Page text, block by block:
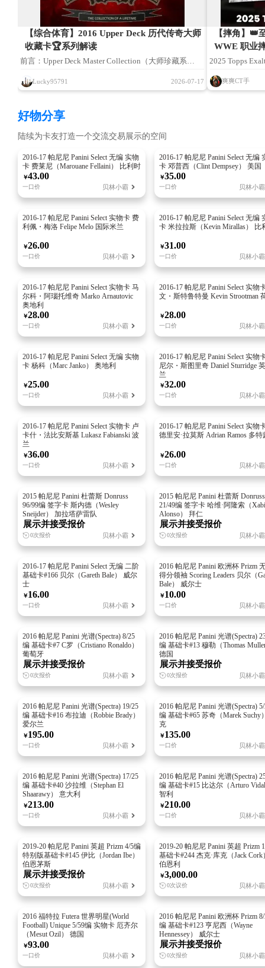
【综合体育】2016 Upper Deck 历代传奇大师
收藏卡🏆系列解读
前言：Upper Deck Master Collection（大师珍藏系
列），是 UD 阵营定位殿堂级顶配的高端收藏产品线。
2016 All-Time Greats Master Collection【历代传奇大师
系列摒弃传统卡包零售模式，以成套藏品封装于手工实
木典藏木箱定向发售，面向全球顶级藏家打造，集结跨
项目划时代体坛巨星，堪称 Upper Deck 发展史上工艺
与规格最为奢华的成套球星卡代表作之一。
Lucky95791 2026-07-17
【摔角】👑
WWE 职业
2025 Topps
售，本文依托
资料、同高端
爽爽CT手
好物分享
陆续为卡友打造一个交流交易展示的空间
2016-17 帕尼尼 Panini Select 无编 实物
卡 费莱尼（Marouane Fellaini） 比利时
￥43.00
一口价 贝林小霸
2016-17 帕尼尼 Panini Select 无编
卡 邓普西（Clint Dempsey） 美国
￥35.00
一口价 贝林小霸
2016-17 帕尼尼 Panini Select 实物卡 费
利佩・梅洛 Felipe Melo 国际米兰
￥26.00
一口价 贝林小霸
2016-17 帕尼尼 Panini Select 无编
卡 米拉拉斯（Kevin Mirallas） 比
￥31.00
一口价 贝林小霸
📷
加载中...
2016-17 帕尼尼 Panini Select 实物卡 马
尔科・阿瑙托维奇 Marko Arnautovic
奥地利
￥28.00
一口价 贝林小霸
📷
加载中...
2016-17 帕尼尼 Panini Select 实物
文・斯特鲁特曼 Kevin Strootman
￥28.00
一口价 贝林小霸
2016-17 帕尼尼 Panini Select 无编 实物
卡 杨科（Marc Janko） 奥地利
￥25.00
一口价 贝林小霸
2016-17 帕尼尼 Panini Select 实物
尼尔・斯图里奇 Daniel Sturridge
兰
￥32.00
一口价 贝林小霸
2016-17 帕尼尼 Panini Select 实物卡 卢
卡什・法比安斯基 Lukasz Fabianski 波
兰
￥36.00
一口价 贝林小霸
2016-17 帕尼尼 Panini Select 实物
德里安·拉莫斯 Adrian Ramos 多特
￥26.00
一口价 贝林小霸
2015 帕尼尼 Panini 杜蕾斯 Donruss
96/99编 签字卡 斯内德（Wesley
Sneijder） 加拉塔萨雷队
展示并接受报价
0次报价 贝林小霸
2015 帕尼尼 Panini 杜蕾斯 Donruss
21/49编 签字卡 哈维·阿隆索（Xabi
Alonso） 拜仁
展示并接受报价
0次报价 贝林小霸
📷
加载中...
2016-17 帕尼尼 Panini Select 无编 二阶
基础卡#166 贝尔（Gareth Bale） 威尔
士
￥16.00
一口价 贝林小霸
2016 帕尼尼 Panini 欧洲杯 Prizm
得分领袖 Scoring Leaders 贝尔（
Bale） 威尔士
￥10.00
一口价 贝林小霸
2016 帕尼尼 Panini 光谱(Spectra) 8/25
编 基础卡#7 C罗（Cristiano Ronaldo）
葡萄牙
展示并接受报价
0次报价 贝林小霸
2016 帕尼尼 Panini 光谱(Spectra)
编 基础卡#13 穆勒（Thomas
德国
展示并接受报价
0次报价 贝林小霸
2016 帕尼尼 Panini 光谱(Spectra) 19/25
编 基础卡#16 布拉迪（Robbie Brady）
爱尔兰
￥195.00
一口价 贝林小霸
2016 帕尼尼 Panini 光谱(Spectra)
编 基础卡#65 苏奇（Marek Suchy
克
￥135.00
一口价 贝林小霸
2016 帕尼尼 Panini 光谱(Spectra) 17/25
编 基础卡#40 沙拉维（Stephan El
Shaarawy） 意大利
￥213.00
一口价 贝林小霸
2016 帕尼尼 Panini 光谱(Spectra)
编 基础卡#15 比达尔（Arturo
智利
￥210.00
一口价 贝林小霸
2019-20 帕尼尼 Panini 英超 Prizm 4/5编
特别版基础卡#145 伊比（Jordan Ibe）
伯恩茅斯
展示并接受报价
0次报价 贝林小霸
📷
加载中...
2019-20 帕尼尼 Panini 英超 Prizm
基础卡#244 杰克·库克（Jack Cork
伯恩利
￥3,000.00
0次议价 贝林小霸
2016 福特拉 Futera 世界明星(World
Football) Unique 5/59编 实物卡 厄齐尔
（Mesut Ozil） 德国
￥93.00
一口价 贝林小霸
📷
加载中...
2016 帕尼尼 Panini 欧洲杯 Prizm
编 基础卡#123 亨尼西（Wayne
Hennessey） 威尔士
展示并接受报价
0次报价 贝林小霸